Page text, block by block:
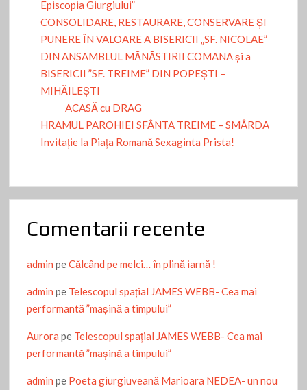
Episcopia Giurgiului”
CONSOLIDARE, RESTAURARE, CONSERVARE ȘI
PUNERE ÎN VALOARE A BISERICII „SF. NICOLAE”
DIN ANSAMBLUL MĂNĂSTIRII COMANA și a
BISERICII ”SF. TREIME” DIN POPEȘTI –
MIHĂILEȘTI
ACASĂ cu DRAG
HRAMUL PAROHIEI SFÂNTA TREIME – SMÂRDA
Invitație la Piața Romană Sexaginta Prista!
Comentarii recente
admin peCălcând pe melci… în plină iarnă !
admin pe Telescopul spațial JAMES WEBB- Cea mai
performantă ”mașină a timpului”
Aurora pe Telescopul spațial JAMES WEBB- Cea mai
performantă ”mașină a timpului”
admin pe Poeta giurgiuveană Marioara NEDEA- un nou